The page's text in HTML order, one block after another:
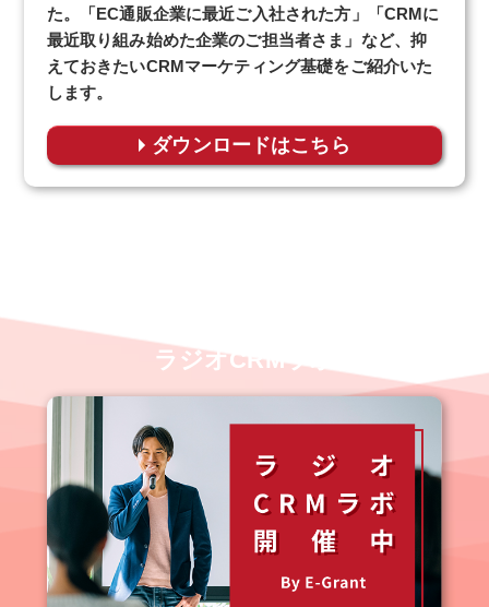
た。「EC通販企業に最近ご入社された方」「CRMに
最近取り組み始めた企業のご担当者さま」など、抑
えておきたいCRMマーケティング基礎をご紹介いた
します。
ダウンロードはこちら
ラジオCRMラボ